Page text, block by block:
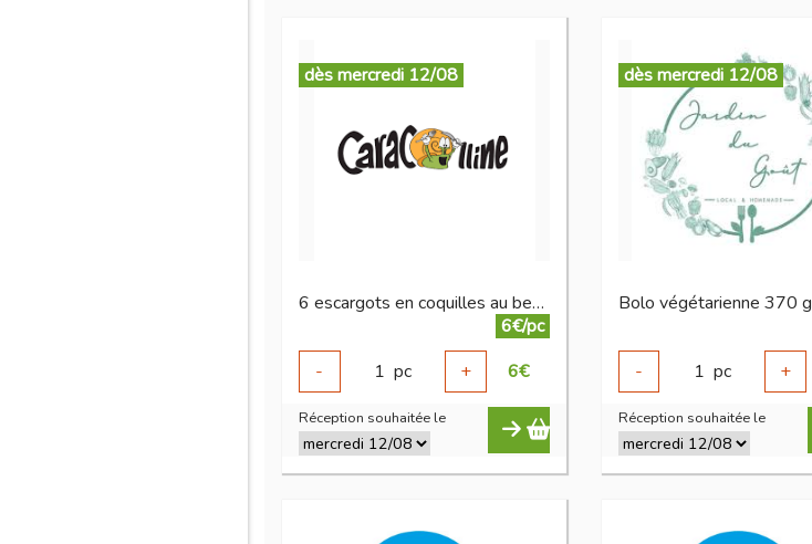
dès mercredi 12/08
6 escargots en coquilles au beurre à l'ail
6€/pc
-
1 pc + 6€
Réception souhaitée le
dès mercredi 12/08
Bolo végétarienne 370 g
-
1 pc +
Réception souhaitée le